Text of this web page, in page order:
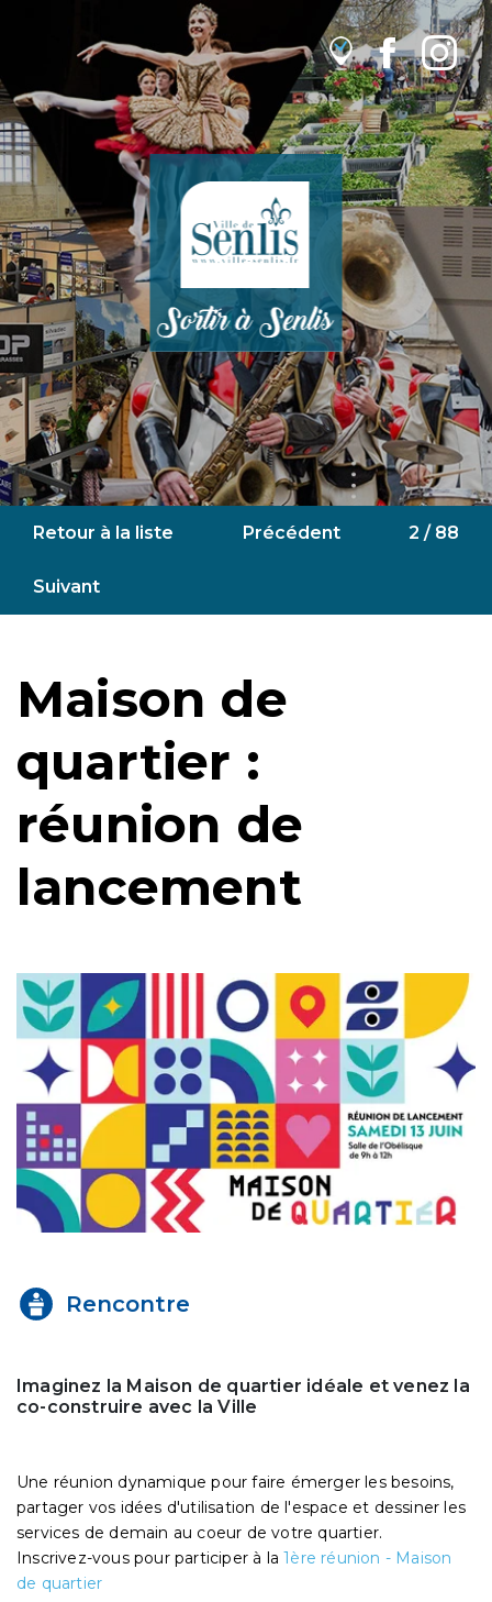
Retour à la liste Précédent 2 / 88
Suivant
Maison de
quartier :
réunion de
lancement
Rencontre
Imaginez la Maison de quartier idéale et venez la
co-construire avec la Ville
Une réunion dynamique pour faire émerger les besoins,
partager vos idées d'utilisation de l'espace et dessiner les
services de demain au coeur de votre quartier.
Inscrivez-vous pour participer à la1ère réunion - Maison
de quartier